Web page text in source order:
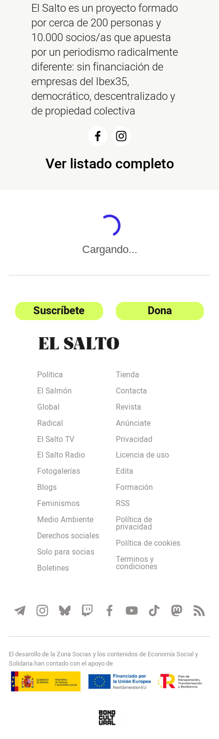
El Salto es un proyecto formado
por cerca de 200 personas y
10.000 socios/as que apuesta
por un periodismo radicalmente
diferente: sin financiación de
empresas del Ibex35,
democrático, descentralizado y
de propiedad colectiva
Ver listado completo
Cargando...
Suscríbete Dona
Política
El Salmón
Global
Radical
El Salto TV
El Salto Radio
Fotogalerías
Blogs
Feminismos
Medio Ambiente
Derechos sociales
Solo para socias
Boletines
Tienda
Contacta
Revista
Anúnciate
Privacidad
Licencia de uso
Edita
Formación
RSS
Política de
privacidad
Política de cookies
Terminos y
condiciones
El desarollo de la Zona Socias y los contenidos de Economía Social y
Solidaria han contado con el apoyo de